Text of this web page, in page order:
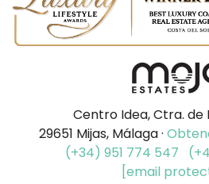
Centro Idea, Ctra. de
29651 Mijas, Málaga ·
(+34) 951 774 547
[email